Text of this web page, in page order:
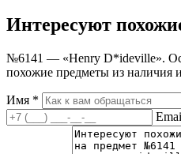
Интересуют
№6141 — «Henry D*ideville».
похожие предметы из наличия
Имя *